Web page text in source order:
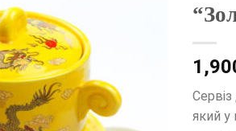
який у